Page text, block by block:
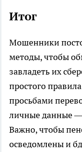
Итог
Мошенники
методы, чтобы
завладеть их
простого
просьбами
личные данные
Важно, чтобы
осведомлены и